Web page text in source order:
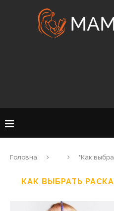
Головна "Как
КАК ВЫБРАТЬ